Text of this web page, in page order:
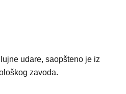
udare, saopšteno je iz
zavoda.